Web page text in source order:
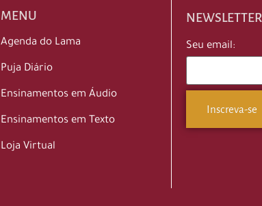
MENU
Agenda do Lama
Puja Diário
Ensinamentos em Áudio
Ensinamentos em Texto
Loja Virtual
NEWSLETTER
Seu email: